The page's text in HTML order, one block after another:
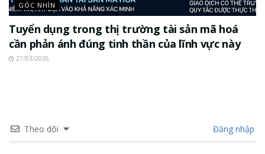
GÓC NHÌN
Tuyển dụng trong thị trường tài sản mã hoá
cần phản ánh đúng tinh thần của lĩnh vực này
27/03/2026
Theo dõi Đăng nhập